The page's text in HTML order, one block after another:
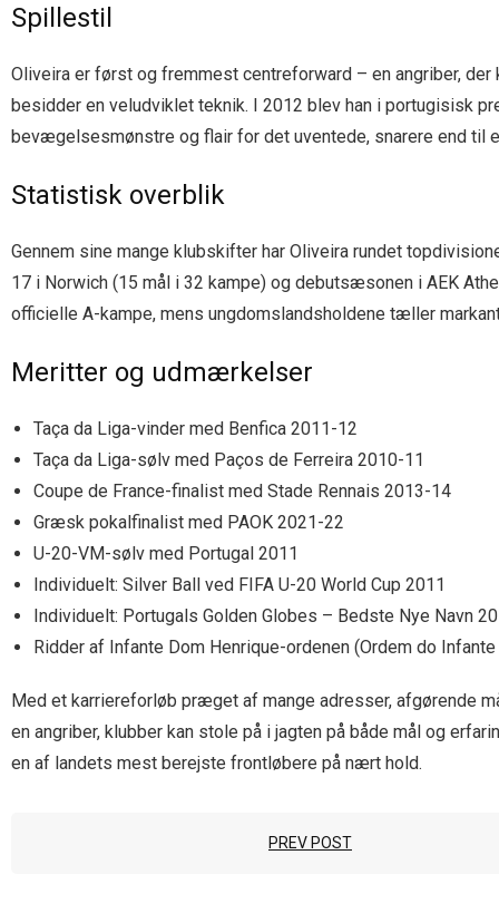
Spillestil
Oliveira er først og fremmest centreforward – en angriber,
besidder en veludviklet teknik. I 2012 blev han i portugisisk
bevægelsesmønstre og flair for det uventede, snarere end til
Statistisk overblik
Gennem sine mange klubskifter har Oliveira rundet
17 i Norwich (15 mål i 32 kampe) og debutsæsonen i AEK
officielle A-kampe, mens ungdomslandsholdene tæller
Meritter og udmærkelser
Taça da Liga-vinder med Benfica 2011-12
Taça da Liga-sølv med Paços de Ferreira 2010-11
Coupe de France-finalist med Stade Rennais 2013-14
Græsk pokalfinalist med PAOK 2021-22
U-20-VM-sølv med Portugal 2011
Individuelt: Silver Ball ved FIFA U-20 World Cup 2011
Individuelt: Portugals Golden Globes – Bedste Nye Navn
Ridder af Infante Dom Henrique-ordenen (Ordem do
Med et karriereforløb præget af mange adresser, afgørende
en angriber, klubber kan stole på i jagten på både mål og
en af landets mest berejste frontløbere på nært hold.
PREV POST